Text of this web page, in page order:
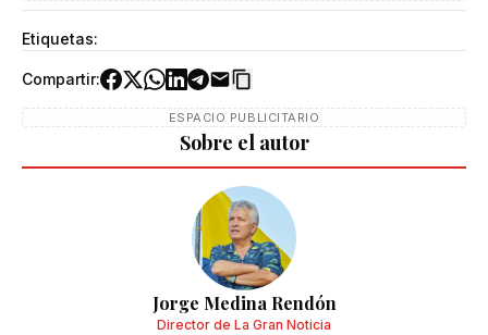
Etiquetas:
Compartir:
ESPACIO PUBLICITARIO
Sobre el autor
Jorge Medina Rendón
Director de La Gran Noticia